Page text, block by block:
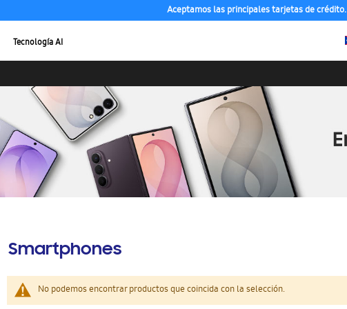
Aceptamos las principales tarjetas de crédito.
Tecnología AI
Smartphones
No podemos encontrar productos que coincida con la selección.